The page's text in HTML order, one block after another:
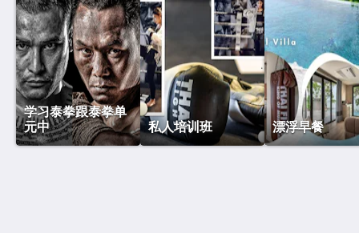
学习泰拳跟泰拳单
元中
私人培训班 漂浮早餐